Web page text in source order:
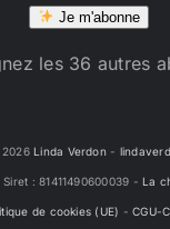
Je m'abonne
les 36 autres
2026 Linda Verdon-
: 81411490600039 - La
de cookies (UE) -CGU-